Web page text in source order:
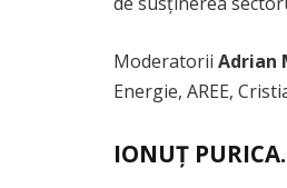
Moderatorii Adrian
Energie, AREE,
IONUȚ